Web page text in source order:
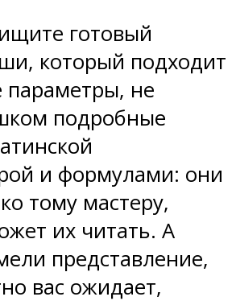
готовый
который подходит
не
подробные
и формулами: они
тому мастеру,
их читать. А
представление,
вас ожидает,